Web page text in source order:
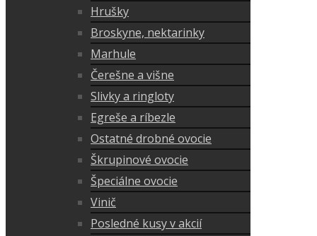
Hrušky
Broskyne, nektarinky
Marhule
Čerešne a višne
Slivky a ringloty
Egreše a ríbezle
Ostatné drobné ovocie
Škrupinové ovocie
Špeciálne ovocie
Vinič
Posledné kusy v akcií